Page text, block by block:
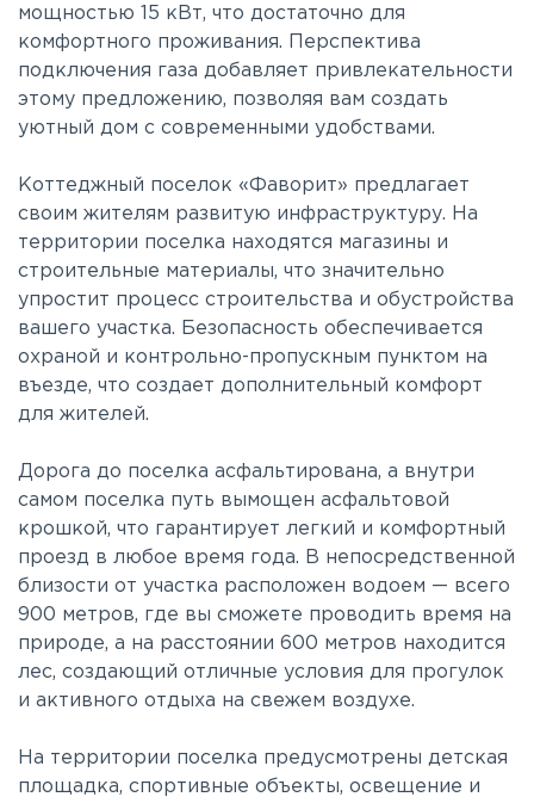
мощностью 15 кВт, что достаточно для
комфортного проживания. Перспектива
подключения газа добавляет привлекательности
этому предложению, позволяя вам создать
уютный дом с современными удобствами.
Коттеджный поселок «Фаворит» предлагает
своим жителям развитую инфраструктуру. На
территории поселка находятся магазины и
строительные материалы, что значительно
упростит процесс строительства и обустройства
вашего участка. Безопасность обеспечивается
охраной и контрольно-пропускным пунктом на
въезде, что создает дополнительный комфорт
для жителей.
Дорога до поселка асфальтирована, а внутри
самом поселка путь вымощен асфальтовой
крошкой, что гарантирует легкий и комфортный
проезд в любое время года. В непосредственной
близости от участка расположен водоем — всего
900 метров, где вы сможете проводить время на
природе, а на расстоянии 600 метров находится
лес, создающий отличные условия для прогулок
и активного отдыха на свежем воздухе.
На территории поселка предусмотрены детская
площадка, спортивные объекты, освещение и